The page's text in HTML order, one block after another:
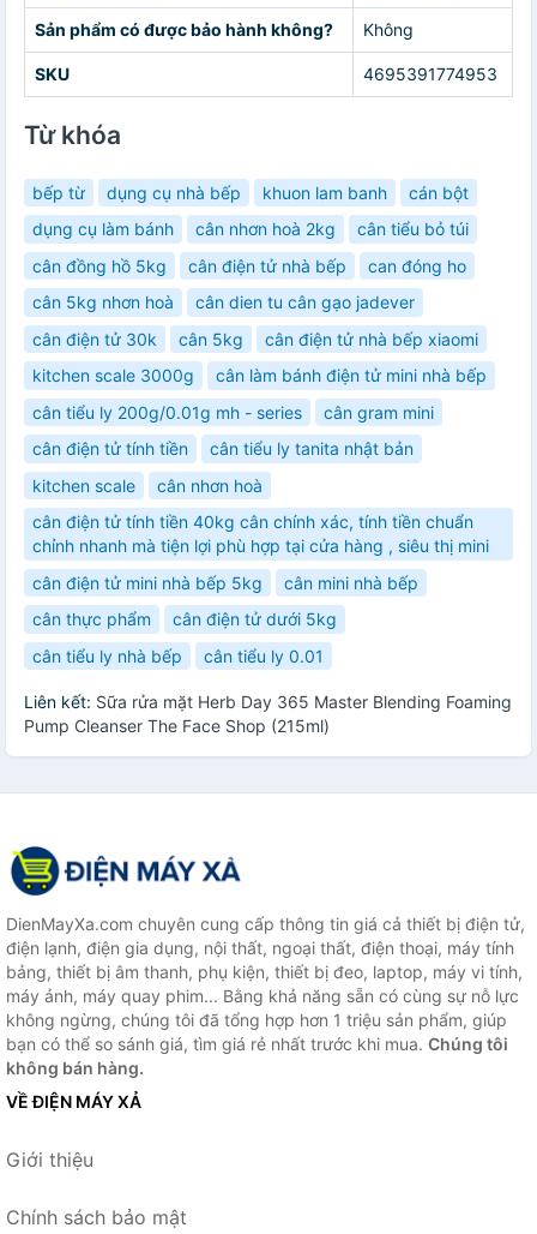
Sản phẩm có được bảo hành không? Không
SKU 4695391774953
Từ khóa
bếp từ dụng cụ nhà bếp khuon lam banh
cán bột
dụng cụ làm bánh
cân nhơn hoà 2kg
cân tiểu bỏ túi
cân đồng hồ 5kg
cân điện tử nhà bếp
can đóng ho
cân 5kg nhơn hoà
cân dien tu cân gạo jadever
cân điện tử 30k
cân 5kg
cân điện tử nhà bếp xiaomi
kitchen scale 3000g
cân làm bánh điện tử mini nhà bếp
cân tiểu ly 200g/0.01g mh - series
cân gram mini
cân điện tử tính tiền
cân tiểu ly tanita nhật bản
kitchen scale
cân nhơn hoà
cân điện tử tính tiền 40kg cân chính xác, tính tiền chuẩn
chỉnh nhanh mà tiện lợi phù hợp tại cửa hàng , siêu thị mini
cân điện tử mini nhà bếp 5kg
cân mini nhà bếp
cân thực phẩm
cân điện tử dưới 5kg
cân tiểu ly nhà bếp
cân tiểu ly 0.01
Liên kết: Sữa rửa mặt Herb Day 365 Master Blending Foaming
Pump Cleanser The Face Shop (215ml)
DienMayXa.com chuyên cung cấp thông tin giá cả thiết bị điện tử,
điện lạnh, điện gia dụng, nội thất, ngoại thất, điện thoại, máy tính
bảng, thiết bị âm thanh, phụ kiện, thiết bị đeo, laptop, máy vi tính,
máy ảnh, máy quay phim... Bằng khả năng sẵn có cùng sự nỗ lực
không ngừng, chúng tôi đã tổng hợp hơn 1 triệu sản phẩm, giúp
bạn có thể so sánh giá, tìm giá rẻ nhất trước khi mua. Chúng tôi
không bán hàng.
VỀ ĐIỆN MÁY XẢ
Giới thiệu
Chính sách bảo mật